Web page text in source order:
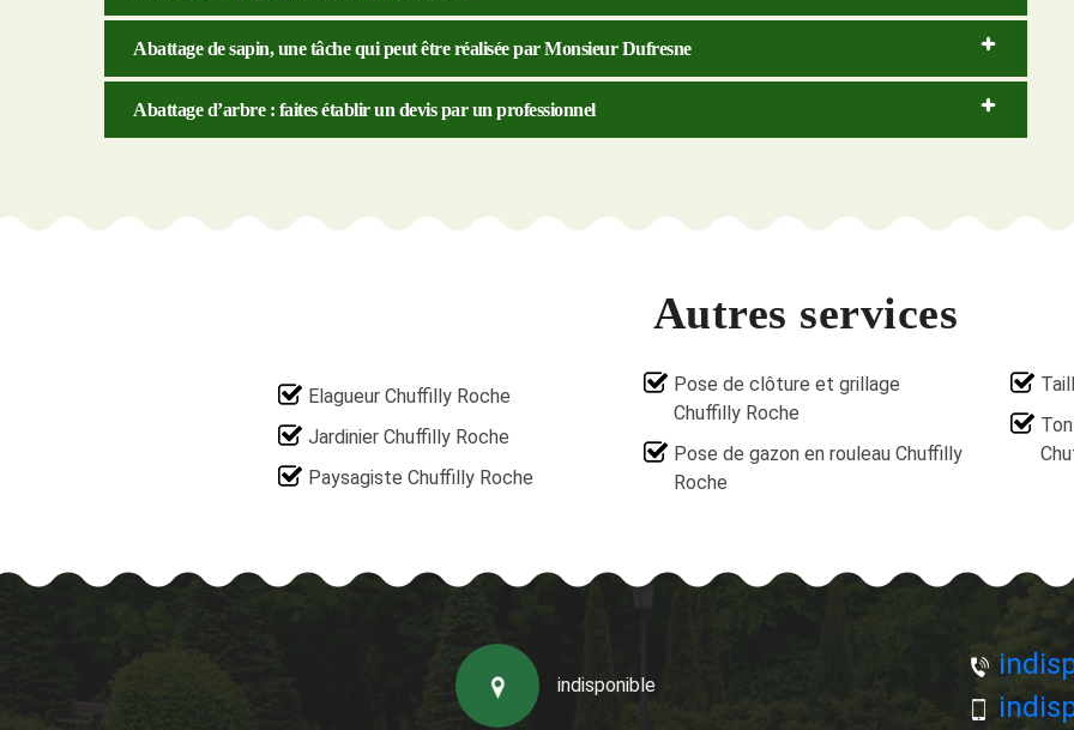
Abattage de sapin, une tâche qui peut être réalisée par Monsieur Dufresne
Abattage d’arbre : faites établir un devis par un professionnel
Autres services
Elagueur Chuffilly Roche
Jardinier Chuffilly Roche
Paysagiste Chuffilly Roche
Pose de clôture et grillage
Chuffilly Roche
Pose de gazon en rouleau Chuffilly
Roche
indisponible